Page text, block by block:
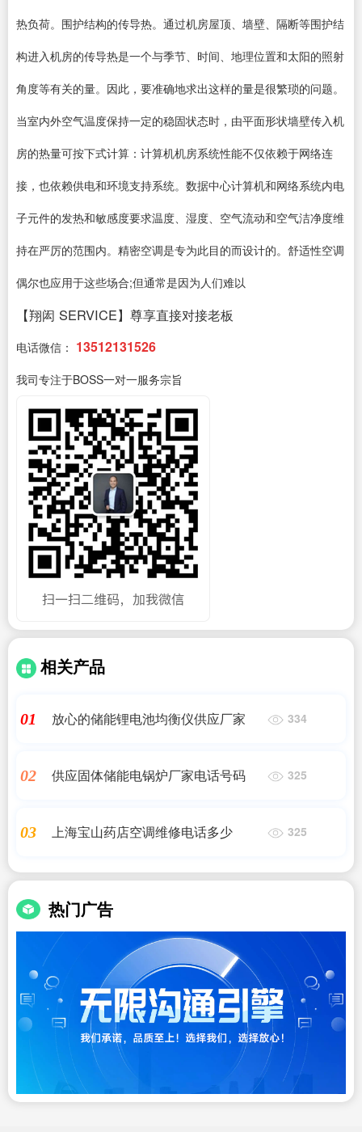
热负荷。围护结构的传导热。通过机房屋顶、墙壁、隔断等围护结
构进入机房的传导热是一个与季节、时间、地理位置和太阳的照射
角度等有关的量。因此，要准确地求出这样的量是很繁琐的问题。
当室内外空气温度保持一定的稳固状态时，由平面形状墙壁传入机
房的热量可按下式计算：计算机机房系统性能不仅依赖于网络连
接，也依赖供电和环境支持系统。数据中心计算机和网络系统内电
子元件的发热和敏感度要求温度、湿度、空气流动和空气洁净度维
持在严厉的范围内。精密空调是专为此目的而设计的。舒适性空调
偶尔也应用于这些场合;但通常是因为人们难以
【翔闳 SERVICE】尊享直接对接老板
电话微信： 13512131526
我司专注于BOSS一对一服务宗旨
相关产品
01 放心的储能锂电池均衡仪供应厂家 334
02 供应固体储能电锅炉厂家电话号码 325
03 上海宝山药店空调维修电话多少 325
热门广告